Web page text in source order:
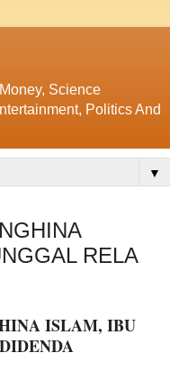
Science
Politics And
▼
RELA
ISLAM, IBU